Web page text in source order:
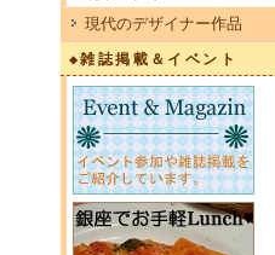
現代のデザイナー作品
◆雑誌掲載＆イベント